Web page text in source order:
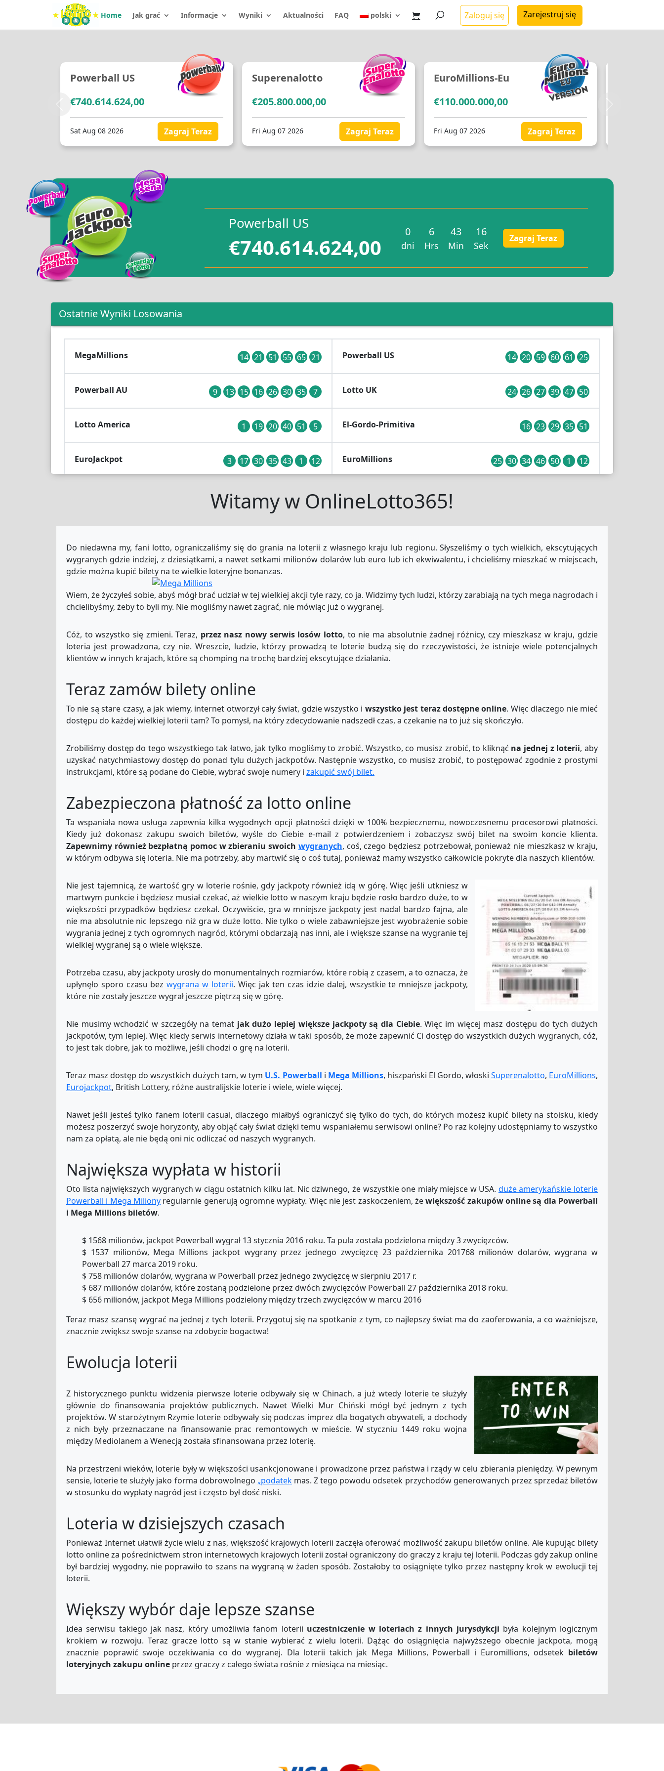
Home Jak grać Informacje Wyniki Aktualności FAQ polski Zaloguj się Zarejestruj się
Powerball US
€740.614.624,00
Sat Aug 08 2026 Zagraj Teraz
Superenalotto
€205.800.000,00
Fri Aug 07 2026 Zagraj Teraz
EuroMillions-Eu
€110.000.000,00
Fri Aug 07 2026 Zagraj Teraz
Powerball US
€740.614.624,00
0
dni
6
Hrs
43
Min
15
Sek
Zagraj Teraz
Ostatnie Wyniki Losowania
MegaMillions 14 21 51 55 65 21 Powerball US 14 20 59 60 61 25
Powerball AU 9 13 15 16 26 30 35 7 Lotto UK 24 26 27 39 47 50
Lotto America 1 19 20 40 51 5 El-Gordo-Primitiva 16 23 29 35 51
EuroJackpot 3 17 30 35 43 1 12 EuroMillions 25 30 34 46 50 1 12
12 22 24 33 38 Lotto-6aus49
La-Primitiva Megasena
Sat-Lotto-AU 3 11 15 30 32 42 38 43 Set-For-Life 3 4 5 18 37 6
Superenalotto 2 11 20 33 74 83 15 Thunderball 12 16 20 21 37 2
EuroMillions-Eu 25 30 34 46 50 1 12
Witamy w OnlineLotto365!
Do niedawna my, fani lotto, ograniczaliśmy się do grania na loterii z własnego kraju lub regionu. Słyszeliśmy o tych wielkich, ekscytujących
wygranych gdzie indziej, z dziesiątkami, a nawet setkami milionów dolarów lub euro lub ich ekwiwalentu, i chcieliśmy mieszkać w miejscach,
gdzie można kupić bilety na te wielkie loteryjne bonanzas.
Wiem, że życzyłeś sobie, abyś mógł brać udział w tej wielkiej akcji tyle razy, co ja. Widzimy tych ludzi, którzy zarabiają na tych mega nagrodach i
chcielibyśmy, żeby to byli my. Nie mogliśmy nawet zagrać, nie mówiąc już o wygranej.
Cóż, to wszystko się zmieni. Teraz, przez nasz nowy serwis losów lotto, to nie ma absolutnie żadnej różnicy, czy mieszkasz w kraju, gdzie
loteria jest prowadzona, czy nie. Wreszcie, ludzie, którzy prowadzą te loterie budzą się do rzeczywistości, że istnieje wiele potencjalnych
klientów w innych krajach, które są chomping na trochę bardziej ekscytujące działania.
Teraz zamów bilety online
To nie są stare czasy, a jak wiemy, internet otworzył cały świat, gdzie wszystko i wszystko jest teraz dostępne online. Więc dlaczego nie mieć
dostępu do każdej wielkiej loterii tam? To pomysł, na który zdecydowanie nadszedł czas, a czekanie na to już się skończyło.
Zrobiliśmy dostęp do tego wszystkiego tak łatwo, jak tylko mogliśmy to zrobić. Wszystko, co musisz zrobić, to kliknąć na jednej z loterii, aby
uzyskać natychmiastowy dostęp do ponad tylu dużych jackpotów. Następnie wszystko, co musisz zrobić, to postępować zgodnie z prostymi
instrukcjami, które są podane do Ciebie, wybrać swoje numery i zakupić swój bilet.
Zabezpieczona płatność za lotto online
Ta wspaniała nowa usługa zapewnia kilka wygodnych opcji płatności dzięki w 100% bezpiecznemu, nowoczesnemu procesorowi płatności.
Kiedy już dokonasz zakupu swoich biletów, wyśle do Ciebie e-mail z potwierdzeniem i zobaczysz swój bilet na swoim koncie klienta.
Zapewnimy również bezpłatną pomoc w zbieraniu swoich wygranych, coś, czego będziesz potrzebował, ponieważ nie mieszkasz w kraju,
w którym odbywa się loteria. Nie ma potrzeby, aby martwić się o coś tutaj, ponieważ mamy wszystko całkowicie pokryte dla naszych klientów.
Nie jest tajemnicą, że wartość gry w loterie rośnie, gdy jackpoty również idą w górę. Więc jeśli utkniesz w
martwym punkcie i będziesz musiał czekać, aż wielkie lotto w naszym kraju będzie rosło bardzo duże, to w
większości przypadków będziesz czekał. Oczywiście, gra w mniejsze jackpoty jest nadal bardzo fajna, ale
nie ma absolutnie nic lepszego niż gra w duże lotto. Nie tylko o wiele zabawniejsze jest wyobrażenie sobie
wygrania jednej z tych ogromnych nagród, którymi obdarzają nas inni, ale i większe szanse na wygranie tej
wielkiej wygranej są o wiele większe.
Potrzeba czasu, aby jackpoty urosły do monumentalnych rozmiarów, które robią z czasem, a to oznacza, że
upłynęło sporo czasu bezwygrana w loterii. Więc jak ten czas idzie dalej, wszystkie te mniejsze jackpoty,
które nie zostały jeszcze wygrał jeszcze piętrzą się w górę.
Nie musimy wchodzić w szczegóły na temat jak dużo lepiej większe jackpoty są dla Ciebie. Więc im więcej masz dostępu do tych dużych
jackpotów, tym lepiej. Więc kiedy serwis internetowy działa w taki sposób, że może zapewnić Ci dostęp do wszystkich dużych wygranych, cóż,
to jest tak dobre, jak to możliwe, jeśli chodzi o grę na loterii.
Teraz masz dostęp do wszystkich dużych tam, w tym U.S. Powerball i Mega Millions, hiszpański El Gordo, włoski Superenalotto, EuroMillions,
Eurojackpot, British Lottery, różne australijskie loterie i wiele, wiele więcej.
Nawet jeśli jesteś tylko fanem loterii casual, dlaczego miałbyś ograniczyć się tylko do tych, do których możesz kupić bilety na stoisku, kiedy
możesz poszerzyć swoje horyzonty, aby objąć cały świat dzięki temu wspaniałemu serwisowi online? Po raz kolejny udostępniamy to wszystko
nam za opłatą, ale nie będą oni nic odliczać od naszych wygranych.
Największa wypłata w historii
Oto lista największych wygranych w ciągu ostatnich kilku lat. Nic dziwnego, że wszystkie one miały miejsce w USA. duże amerykańskie loterie
Powerball i Mega Miliony regularnie generują ogromne wypłaty. Więc nie jest zaskoczeniem, żewiększość zakupów online są dla Powerball
i Mega Millions biletów.
$ 1568 milionów, jackpot Powerball wygrał 13 stycznia 2016 roku. Ta pula została podzielona między 3 zwycięzców.
$ 1537 milionów, Mega Millions jackpot wygrany przez jednego zwycięzcę 23 października 201768 milionów dolarów, wygrana w
Powerball 27 marca 2019 roku.
$ 758 milionów dolarów, wygrana w Powerball przez jednego zwycięzcę w sierpniu 2017 r.
$ 687 milionów dolarów, które zostaną podzielone przez dwóch zwycięzców Powerball 27 października 2018 roku.
$ 656 milionów, jackpot Mega Millions podzielony między trzech zwycięzców w marcu 2016
Teraz masz szansę wygrać na jednej z tych loterii. Przygotuj się na spotkanie z tym, co najlepszy świat ma do zaoferowania, a co ważniejsze,
znacznie zwiększ swoje szanse na zdobycie bogactwa!
Ewolucja loterii
Z historycznego punktu widzenia pierwsze loterie odbywały się w Chinach, a już wtedy loterie te służyły
głównie do finansowania projektów publicznych. Nawet Wielki Mur Chiński mógł być jednym z tych
projektów. W starożytnym Rzymie loterie odbywały się podczas imprez dla bogatych obywateli, a dochody
z nich były przeznaczane na finansowanie prac remontowych w mieście. W styczniu 1449 roku wojna
między Mediolanem a Wenecją została sfinansowana przez loterię.
Na przestrzeni wieków, loterie były w większości usankcjonowane i prowadzone przez państwa i rządy w celu zbierania pieniędzy. W pewnym
sensie, loterie te służyły jako forma dobrowolnego „podatekmas. Z tego powodu odsetek przychodów generowanych przez sprzedaż biletów
w stosunku do wypłaty nagród jest i często był dość niski.
Loteria w dzisiejszych czasach
Ponieważ Internet ułatwił życie wielu z nas, większość krajowych loterii zaczęła oferować możliwość zakupu biletów online. Ale kupując bilety
lotto online za pośrednictwem stron internetowych krajowych loterii został ograniczony do graczy z kraju tej loterii. Podczas gdy zakup online
był bardziej wygodny, nie poprawiło to szans na wygraną w żaden sposób. Zostałoby to osiągnięte tylko przez następny krok w ewolucji tej
loterii.
Większy wybór daje lepsze szanse
Idea serwisu takiego jak nasz, który umożliwia fanom loterii uczestniczenie w loteriach z innych jurysdykcji była kolejnym logicznym
krokiem w rozwoju. Teraz gracze lotto są w stanie wybierać z wielu loterii. Dążąc do osiągnięcia najwyższego obecnie jackpota, mogą
znacznie poprawić swoje oczekiwania co do wygranej. Dla loterii takich jak Mega Millions, Powerball i Euromillions, odsetek biletów
loteryjnych zakupu online przez graczy z całego świata rośnie z miesiąca na miesiąc.